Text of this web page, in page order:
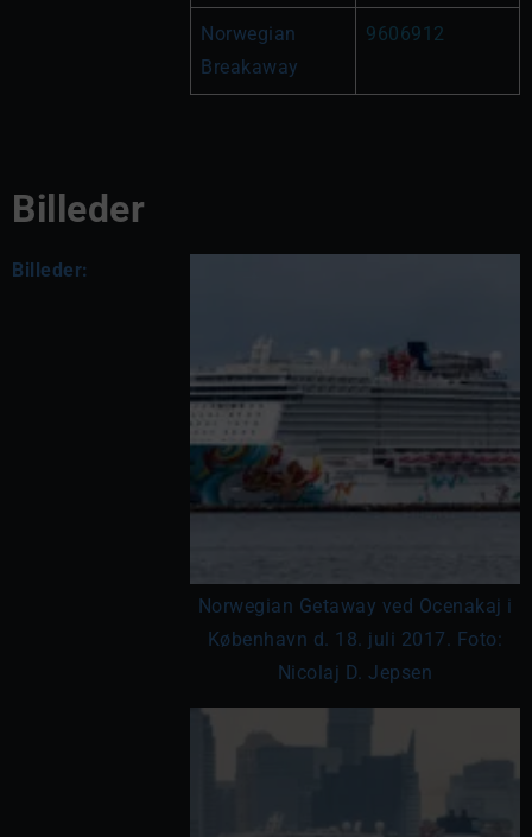
Norwegian
Breakaway
9606912
Billeder
Billeder:
Norwegian Getaway ved Ocenakaj i
København d. 18. juli 2017. Foto:
Nicolaj D. Jepsen